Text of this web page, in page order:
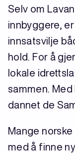
Selv om
innbyggere,
innsatsvilje
hold. For å
lokale
sammen.
dannet de
Mange
med å finne